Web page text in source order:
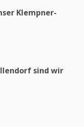
Klempner-
sind wir